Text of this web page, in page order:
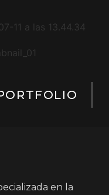
en la